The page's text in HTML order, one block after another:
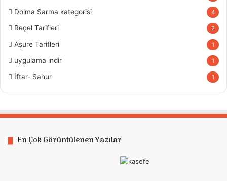
Dolma Sarma kategorisi 4
Reçel Tarifleri 2
Aşure Tarifleri 1
uygulama indir 1
İftar- Sahur 1
En Çok Görüntülenen Yazılar